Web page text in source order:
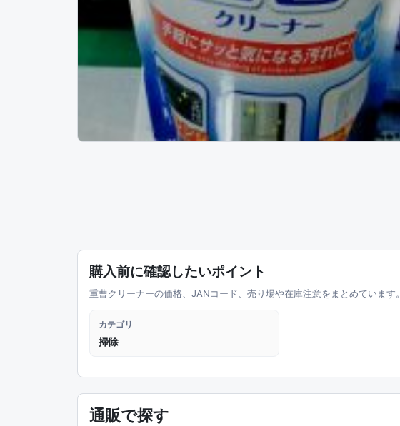
購入前に確認したいポイント
重曹クリーナーの価格、JANコード、売り場や在庫注意をまとめています。
カテゴリ
掃除
通販で探す